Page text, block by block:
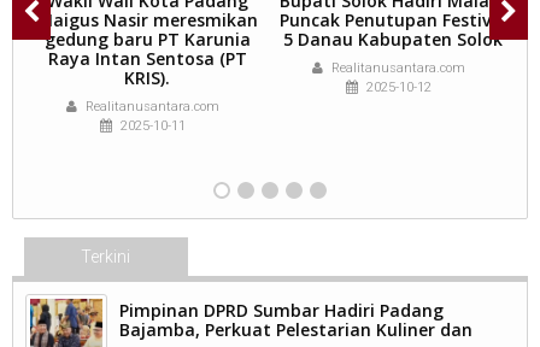
Maigus Nasir meresmikan
gedung baru PT Karunia
Raya Intan Sentosa (PT
KRIS).
Realitanusantara.com
2025-10-11
Puncak Penutupan Festival
5 Danau Kabupaten Solok
Realitanusantara.com
2025-10-12
Terkini
Pimpinan DPRD Sumbar Hadiri Padang
Bajamba, Perkuat Pelestarian Kuliner dan